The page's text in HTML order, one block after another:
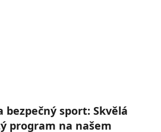
bezpečný sport: Skvělá
program na našem